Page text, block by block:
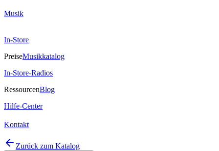
Musik
In-Store
PreiseMusikkatalog
In-Store-Radios
RessourcenBlog
Hilfe-Center
Kontakt
Zurück zum Katalog